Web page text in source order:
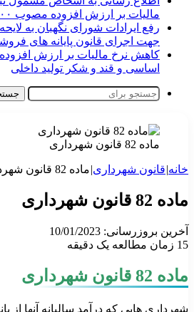
مالیات بر ارزش افزوده مصوب ۱۴۰۰
رفع ایرادات شورای نگهبان به
جهت اجرای قانون پایانه های
کاهش نرخ مالیات بر ارزش
اساسی و قند و شکر تولید داخلی
ماده 82 قانون شهرداری
خانه|قانون شهرداری|ماده 82 قانون شهرداری
ماده 82 قانون شهرداری
آخرین بروزرسانی: 10/01/2023
15 زمان مطالعه یک دقیقه
ماده 82 قانون شهرداری
شهرداری هایی که درآمد سالیانه آنها از